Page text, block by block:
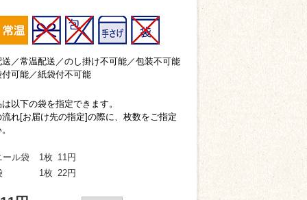
／常温配送／のし掛け不可能／包装不可能
可能／紙袋付不可能
以下の袋を指定できます。
れ[お届け先の指定]の際に、枚数をご指定
ール袋 1枚 11円
1枚 22円